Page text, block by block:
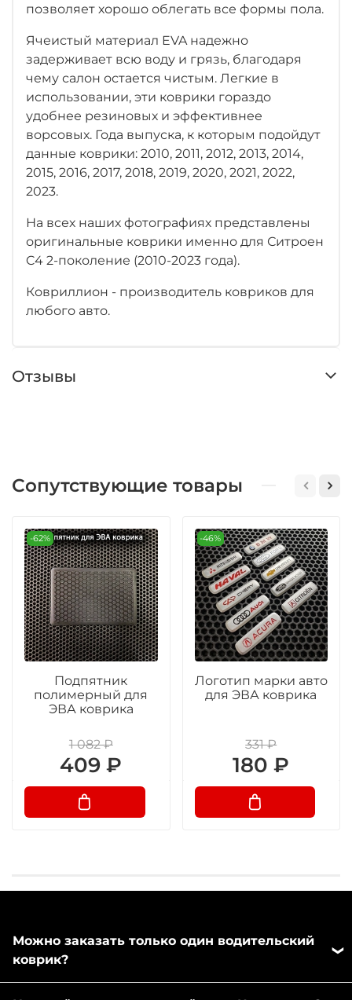
позволяет хорошо облегать все формы пола.
Ячеистый материал EVA надежно
задерживает всю воду и грязь, благодаря
чему салон остается чистым. Легкие в
использовании, эти коврики гораздо
удобнее резиновых и эффективнее
ворсовых. Года выпуска, к которым подойдут
данные коврики: 2010, 2011, 2012, 2013, 2014,
2015, 2016, 2017, 2018, 2019, 2020, 2021, 2022,
2023.
На всех наших фотографиях представлены
оригинальные коврики именно для Ситроен
C4 2-поколение (2010-2023 года).
Ковриллион - производитель ковриков для
любого авто.
Отзывы
Сопутствующие товары
-62%
Подпятник
полимерный для
ЭВА коврика
1 082 ₽
409 ₽
-46%
Логотип марки авто
для ЭВА коврика
331 ₽
180 ₽
Можно заказать только один водительский
коврик?